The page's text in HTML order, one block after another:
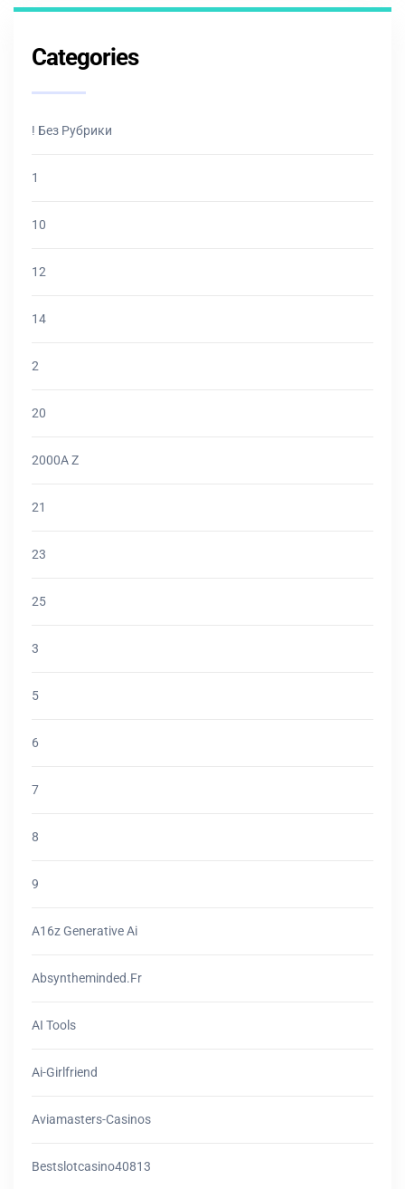
Categories
! Без Рубрики
1
10
12
14
2
20
2000A Z
21
23
25
3
5
6
7
8
9
A16z Generative Ai
Absyntheminded.fr
AI Tools
Ai-Girlfriend
Aviamasters-Casinos
Bestslotcasino40813